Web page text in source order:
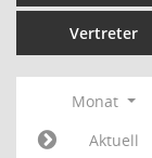
Vertreter
Monat
Aktuell